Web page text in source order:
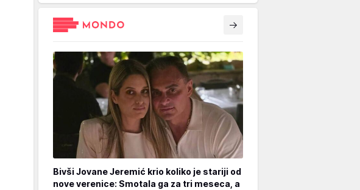
Bivši Jovane Jeremić krio koliko je stariji od
nove verenice: Smotala ga za tri meseca, a